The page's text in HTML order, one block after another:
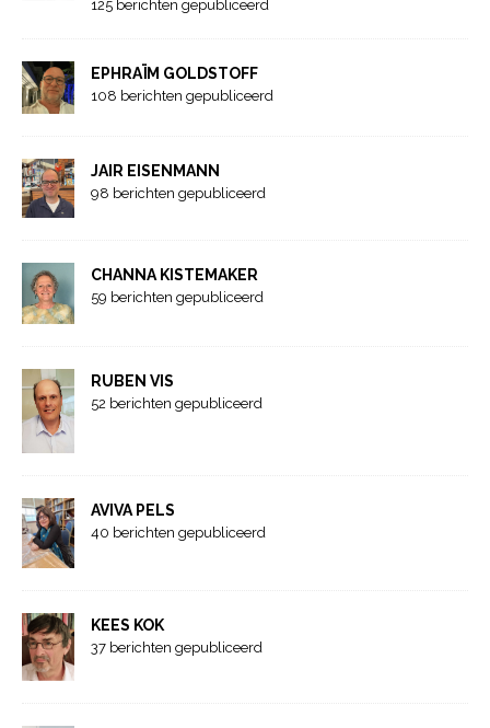
125 berichten gepubliceerd
EPHRAÏM GOLDSTOFF
108 berichten gepubliceerd
JAIR EISENMANN
98 berichten gepubliceerd
CHANNA KISTEMAKER
59 berichten gepubliceerd
RUBEN VIS
52 berichten gepubliceerd
AVIVA PELS
40 berichten gepubliceerd
KEES KOK
37 berichten gepubliceerd